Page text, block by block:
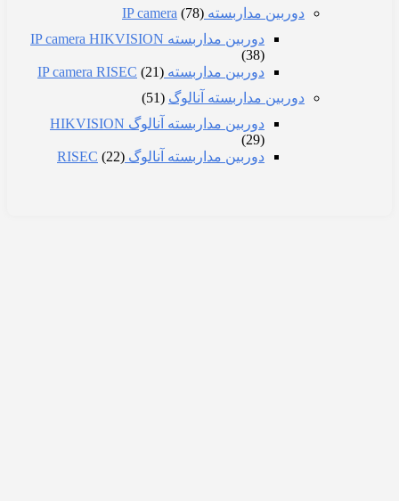
دوربین مداربسته IP camera (78)
دوربین مداربسته IP camera HIKVISION
(38)
دوربین مداربسته IP camera RISEC (21)
دوربین مداربسته آنالوگ (51)
دوربین مداربسته آنالوگ HIKVISION
(29)
دوربین مداربسته آنالوگ RISEC (22)